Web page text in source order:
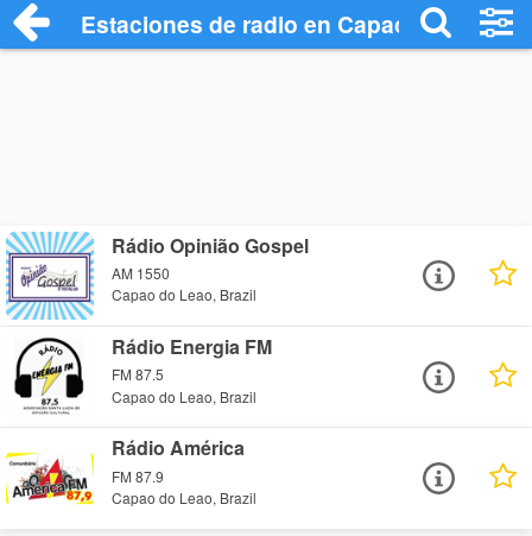
Estaciones de radio en Capao do Leao -
Rádio Opinião Gospel
AM 1550
Capao do Leao, Brazil
Rádio Energia FM
FM 87.5
Capao do Leao, Brazil
Rádio América
FM 87.9
Capao do Leao, Brazil